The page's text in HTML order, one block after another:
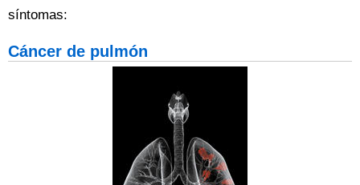
síntomas:
Cáncer de pulmón